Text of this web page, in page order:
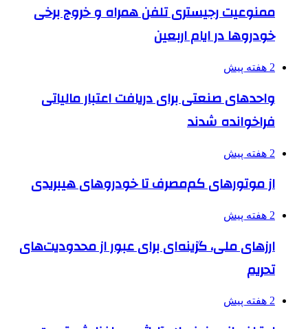
ممنوعیت رجیستری تلفن همراه و خروج برخی
خودروها در ایام اربعین
2 هفته پیش
واحدهای صنعتی برای دریافت اعتبار مالیاتی
فراخوانده شدند
2 هفته پیش
از موتورهای کم‌مصرف تا خودروهای هیبریدی
2 هفته پیش
ارزهای ملی، گزینه‌ای برای عبور از محدودیت‌های
تحریم
2 هفته پیش